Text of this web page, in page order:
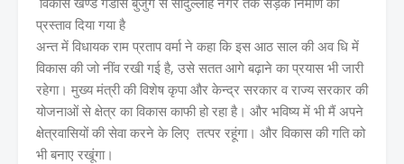
प्रस्ताव दिया गया है
अन्त में विधायक राम प्रताप वर्मा ने कहा कि इस आठ साल की अव धि में
विकास की जो नींव रखी गई है, उसे सतत आगे बढ़ाने का प्रयास भी जारी
रहेगा। मुख्य मंत्री की विशेष कृपा और केन्द्र सरकार व राज्य सरकार की
योजनाओं से क्षेत्र का विकास काफी हो रहा है। और भविष्य में भी मैं अपने
क्षेत्रवासियों की सेवा करने के लिए तत्पर रहूंगा। और विकास की गति को
भी बनाए रखूंगा।